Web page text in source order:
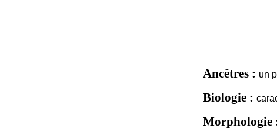
Ancêtres : un
Biologie :
Morphologie